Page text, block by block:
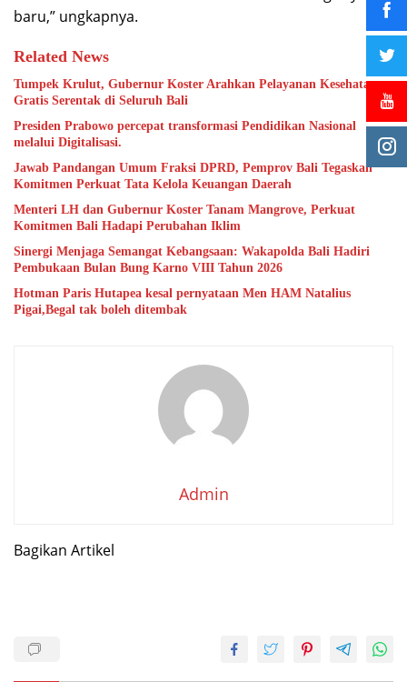
baru,” ungkapnya.
Related News
Tumpek Krulut, Gubernur Koster Arahkan Pelayanan Kesehatan
Gratis Serentak di Seluruh Bali
Presiden Prabowo percepat transformasi Pendidikan Nasional
melalui Digitalisasi.
Jawab Pandangan Umum Fraksi DPRD, Pemprov Bali Tegaskan
Komitmen Perkuat Tata Kelola Keuangan Daerah
Menteri LH dan Gubernur Koster Tanam Mangrove, Perkuat
Komitmen Bali Hadapi Perubahan Iklim
Sinergi Menjaga Semangat Kebangsaan: Wakapolda Bali Hadiri
Pembukaan Bulan Bung Karno VIII Tahun 2026
Hotman Paris Hutapea kesal pernyataan Men HAM Natalius
Pigai,Begal tak boleh ditembak
Admin
Bagikan Artikel